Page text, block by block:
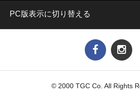
PC版表示に切り替える
© 2000 TGC Co. All Rights